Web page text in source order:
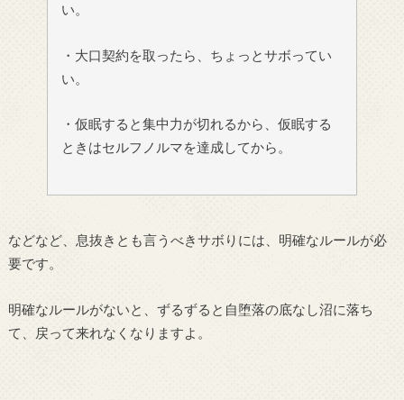
い。
・大口契約を取ったら、ちょっとサボってい
い。
・仮眠すると集中力が切れるから、仮眠する
ときはセルフノルマを達成してから。
などなど、息抜きとも言うべきサボりには、明確なルールが必
要です。
明確なルールがないと、ずるずると自堕落の底なし沼に落ち
て、戻って来れなくなりますよ。